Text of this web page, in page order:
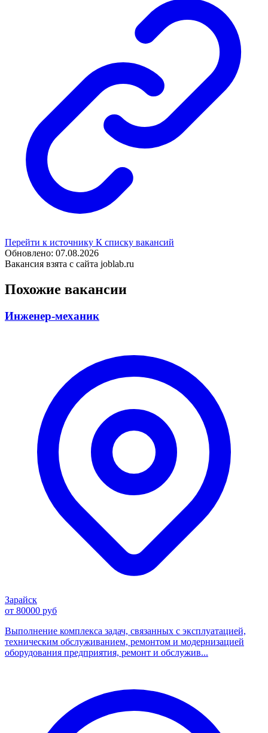
Перейти к источнику К списку вакансий
Обновлено: 07.08.2026
Вакансия взята с сайта joblab.ru
Похожие вакансии
Инженер-механик
Зарайск
от 80000 руб
Выполнение комплекса задач, связанных с эксплуатацией,
техническим обслуживанием, ремонтом и модернизацией
оборудования предприятия, ремонт и обслужив...